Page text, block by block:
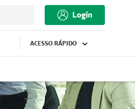
Login
ACESSO RÁPIDO